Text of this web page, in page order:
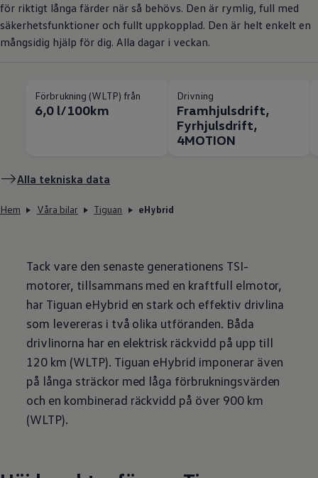
för riktigt långa färder när så behövs. Den är rymlig, full med
säkerhetsfunktioner och fullt uppkopplad. Den är helt enkelt en
mångsidig hjälp för dig. Alla dagar i veckan.
Förbrukning (WLTP) från
6,0 l/100km
Drivning
Framhjulsdrift,
Fyrhjulsdrift,
4MOTION
Alla tekniska data
Hem Våra bilar Tiguan eHybrid
Tack vare den senaste generationens TSI-
motorer, tillsammans med en kraftfull elmotor,
har Tiguan eHybrid en stark och effektiv drivlina
som levereras i två olika utföranden. Båda
drivlinorna har en elektrisk räckvidd på upp till
120 km (WLTP). Tiguan eHybrid imponerar även
på långa sträckor med låga förbrukningsvärden
och en kombinerad räckvidd på över 900 km
(WLTP).